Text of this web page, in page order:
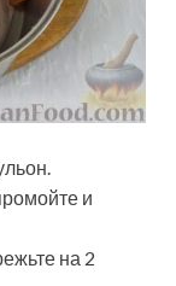
и
на 2